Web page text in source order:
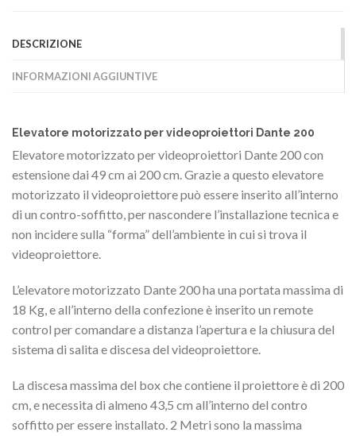
DESCRIZIONE
INFORMAZIONI AGGIUNTIVE
Elevatore motorizzato per videoproiettori Dante 200
Elevatore motorizzato per videoproiettori Dante 200 con
estensione dai 49 cm ai 200 cm. Grazie a questo elevatore
motorizzato il videoproiettore può essere inserito all’interno
di un contro-soffitto, per nascondere l’installazione tecnica e
non incidere sulla “forma” dell’ambiente in cui si trova il
videoproiettore.
L’elevatore motorizzato Dante 200 ha una portata massima di
18 Kg, e all’interno della confezione è inserito un remote
control per comandare a distanza l’apertura e la chiusura del
sistema di salita e discesa del videoproiettore.
La discesa massima del box che contiene il proiettore è di 200
cm, e necessita di almeno 43,5 cm all’interno del contro
soffitto per essere installato. 2 Metri sono la massima